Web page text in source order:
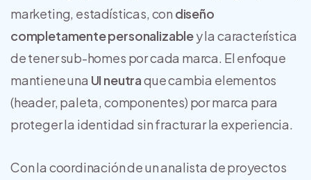
marketing, estadísticas, con diseño
completamente personalizabley la característica
de tener sub-homes por cada marca. El enfoque
mantiene una UI neutraque cambia elementos
(header, paleta, componentes) por marca para
proteger la identidad sin fracturar la experiencia.
Con la coordinación de un analista de proyectos